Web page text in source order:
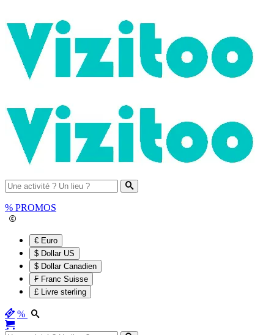
% PROMOS
€ Euro
$ Dollar US
$ Dollar Canadien
₣ Franc Suisse
£ Livre sterling
%